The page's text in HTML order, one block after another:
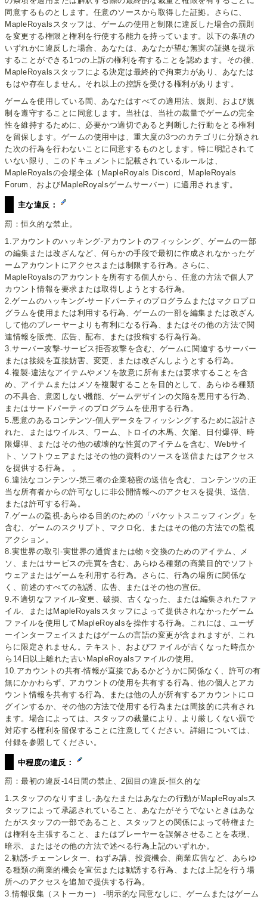
同意するものとします。任意のソースから取得した証拠。さらに、
MapleRoyalsスタッフは、ゲームの使用と制限に違反した場合の罰則
を変更する権限と権利を行使する能力を持っています。以下の条項の
いずれかに違反した場合、あなたは、あなたが望む無実の証拠を提示
することができる1つの上訴の権利を有することを認めます。その後、
MapleRoyalsスタッフによる決定は最終的で拘束力があり、あなたは
もはや存在しません。それ以上の控訴を受ける権利があります。
ゲームを使用している間、あなたはすべての適用法、規則、および規
制を遵守することに同意します。当社は、当社の裁量でゲームの完全
性を維持するために、必要かつ適切であると判断した行動をとる権利
を留保します。ゲームの使用中は、重大度の3つのカテゴリに分類され
た次の行為を行わないことに同意するものとします。特に明記されて
いない限り、このドキュメントに記載されているルールは、
MapleRoyalsの会場全体（MapleRoyals Discord、MapleRoyals
Forum、およびMapleRoyalsゲームサーバー）に適用されます。
主な違反：
罰：恒久的な禁止。
1.アカウントのハッキング-アカウントのフィッシング、ゲームの一部
の編集または改ざんなど、何らかの手段で最初に作成されなかったゲ
ームアカウントにアクセスまたは制限する行為。さらに、
MapleRoyalsのアカウントを所有する個人から、任意の方法で個人ア
カウント情報を要求または取得しようとする行為。
2.ゲームのハッキング-サードパーティのプログラムまたはマクロプロ
グラムを使用または利用する行為、ゲームの一部を編集または改ざん
して他のプレーヤーよりも有利になる行為、またはその他の方法で関
連情報を販売、広告、配布、または投稿する行為行為。
3.サーバー攻撃-サービス拒否攻撃を含む、ゲームに関連するサーバー
または接続を直接妨害、変更、または改ざんしようとする行為。
4.複製-違法なアイテムやメソを故意に所有または要求することを含
め、アイテムまたはメソを複製することを目的として、あらゆる種類
の不具合、意図しない機能、ゲームデザインの欠陥を悪用する行為、
またはサードパーティのプログラムを使用する行為。
5.悪意のあるコンテンツ-個人データをフィッシングするために設計さ
れた、またはウイルス、ワーム、トロイの木馬、欠陥、日付爆弾、時
限爆弾、またはその他の破壊的な性質のアイテムを含む、Webサイ
ト、ソフトウェアまたはその他の資料のソースを送信またはアクセス
を提供する行為。 。
6.違法なコンテンツ-第三者の企業秘密の送信を含む、コンテンツの正
当な所有者からの許可なしに非公開情報へのアクセスを提供、送信、
または許可する行為。
7.ゲームの監視-あらゆる目的のための「パケットスニッフィング」を
含む、ゲームのスクリプト、マクロ化、またはその他の方法での監視
アクション。
8.実世界の取引-実世界の通貨または物々交換のためのアイテム、メ
ソ、またはサービスの売買を含む、あらゆる種類の商業目的でソフト
ウェアまたはゲームを利用する行為。さらに、行為の場所に関係な
く、前述のすべての勧誘、広告、またはその他の宣伝。
9.不適切なファイル-変更、破損、古くなった、または編集されたファ
イル、またはMapleRoyalsスタッフによって提供されなかったゲーム
ファイルを使用してMapleRoyalsを操作する行為。これには、ユーザ
ーインターフェイスまたはゲームの言語の変更が含まれますが、これ
らに限定されません。テキスト、およびファイルが古くなった時点か
ら14日以上離れた古いMapleRoyalsファイルの使用。
10.アカウントの共有-情報が直接であるかどうかに関係なく、許可の有
無にかかわらず、アカウントの使用を共有する行為、他の個人とアカ
ウント情報を共有する行為、または他の人が所有するアカウントにロ
グインするか、その他の方法で使用する行為または間接的に共有され
ます。場合によっては、スタッフの裁量により、より厳しくない罰で
対応する権利を留保することに注意してください。詳細については、
付録を参照してください。
中程度の違反：
罰：最初の違反-14日間の禁止、2回目の違反-恒久的な
1.スタッフのなりすまし-あなたまたはあなたの行動がMapleRoyalsス
タッフによって承認されていること、あなたがそうでないときはあな
たがスタッフの一部であること、スタッフとの関係によって特権また
は権利を主張すること、またはプレーヤーを誤解させることを表現、
暗示、またはその他の方法で述べる行為上記のいずれか。
2.勧誘-チェーンレター、ねずみ講、投資機会、商業広告など、あらゆ
る種類の商業的機会を宣伝または勧誘する行為、または上記を行う場
所へのアクセスを追加で提供する行為。
3.情報収集（ストーカー） -明示的な同意なしに、ゲームまたはゲーム